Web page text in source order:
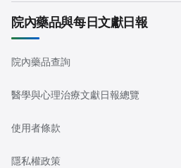
院內藥品與每日文獻日報
院內藥品查詢
醫學與心理治療文獻日報總覽
使用者條款
隱私權政策